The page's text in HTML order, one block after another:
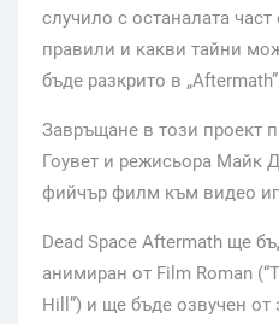
случило с останалата
правили и какви тайни
бъде разкрито в
Завръщане в този проект
Гоувет и режисьора Майк
фийчър филм към видео
Dead Space Aftermath ще
анимиран от Film Roman
Hill”) и ще бъде озвучен от